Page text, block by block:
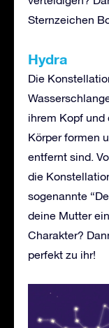
Sternzeichen
Hydra
Die
ihrem Kopf und
Körper formen
entfernt sind.
die
sogenannte
deine Mutter
Charakter?
perfekt zu ihr!